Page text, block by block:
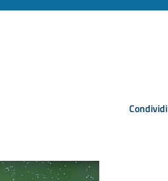
Condividi